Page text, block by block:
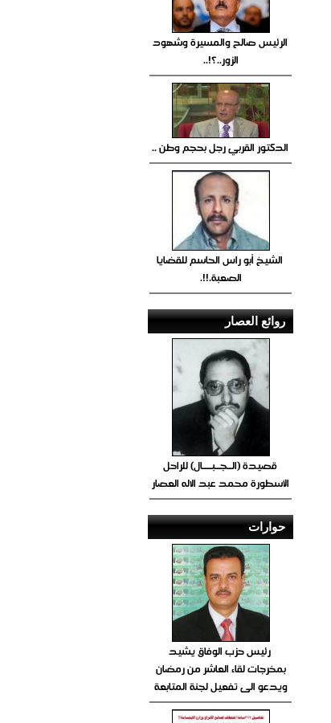
الرئيس صالح والمسيرة وشهود
الزور..؟!..
الدكتور القربي رجل بحجم وطن ..
الشيخ أبو راس الحاسم للقضايا
الصعبة.!!.
روائع العصار
قصيدة (الــجــبــــال) للراحل
الأسطورة محمد عبد الاله العصار
حوارات
رئيس حزب الوفاق يشيد
بمخرجات لقاء العاشر من رمضان
ويدعو الى تفعيل لجنة المتابعة